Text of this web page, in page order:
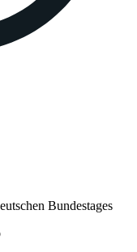
Bundestages